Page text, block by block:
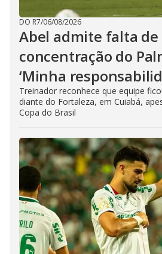
DO R7/06/08/2026
Abel admite falta de
concentração do
‘Minha
Treinador reconhece que equipe
diante do Fortaleza, em Cuiabá,
Copa do Brasil